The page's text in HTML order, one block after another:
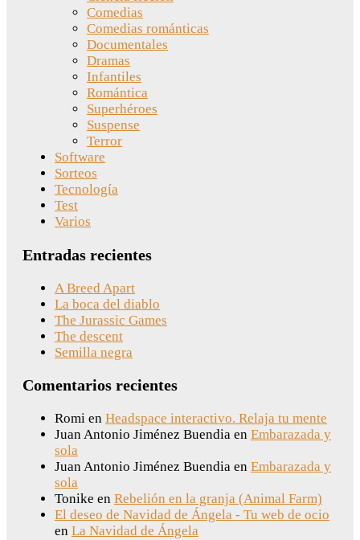
Comedias
Comedias románticas
Documentales
Dramas
Infantiles
Romántica
Superhéroes
Suspense
Terror
Software
Sorteos
Tecnología
Test
Varios
Entradas recientes
A Breed Apart
La boca del diablo
The Jurassic Games
The descent
Semilla negra
Comentarios recientes
Romi en Headspace interactivo. Relaja tu mente
Juan Antonio Jiménez Buendia en Embarazada y
sola
Juan Antonio Jiménez Buendia en Embarazada y
sola
Tonike en Rebelión en la granja (Animal Farm)
El deseo de Navidad de Ángela - Tu web de ocio
en La Navidad de Ángela